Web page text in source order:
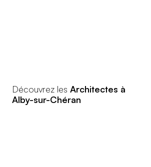
Découvrez les Architectes à
Alby-sur-Chéran